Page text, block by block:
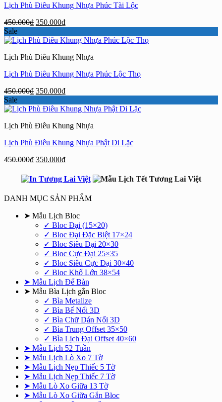
Lịch Phù Điêu Khung Nhựa Phúc Tài Lộc
450.000₫ Giá
là:
350.000₫Giá
tại
350.000₫.
Sale
Lịch Phù Điêu Khung Nhựa
Lịch Phù Điêu Khung Nhựa Phúc Lộc Thọ
450.000₫ Giá
là:
350.000₫Giá
tại
350.000₫.
Sale
Lịch Phù Điêu Khung Nhựa
Lịch Phù Điêu Khung Nhựa Phật Di Lặc
450.000₫ Giá
là:
450.000₫.
350.000₫Giá
tại
350.000₫.
DANH MỤC SẢN PHẨM
➤ Mẫu Lịch Bloc
✓ Bloc Đại (15×20)
✓ Bloc Đại Đặc Biệt 17×24
✓ Bloc Siêu Đại 20×30
✓ Bloc Cực Đại 25×35
✓ Bloc Siêu Cực Đại 30×40
✓ Bloc Khổ Lớn 38×54
➤ Mẫu Lịch Để Bàn
➤ Mẫu Bìa Lịch gắn Bloc
✓ Bìa Metalize
✓ Bìa Bế Nổi 3D
✓ Bìa Chữ Dán Nổi 3D
✓ Bìa Trung Offset 35×50
✓ Bìa Lịch Đại Offset 40×60
➤ Mẫu Lịch 52 Tuần
➤ Mẫu Lịch Lò Xo 7 Tờ
➤ Mẫu Lịch Nẹp Thiếc 5 Tờ
➤ Mẫu Lịch Nẹp Thiếc 7 Tờ
➤ Mẫu Lò Xo Giữa 13 Tờ
➤ Mẫu Lò Xo Giữa Gắn Bloc